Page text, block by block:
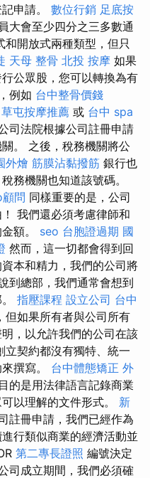
申請。 數位行銷 足底按
大會至少四分之三多數通
開放式兩種類型，但只
天母 整骨 北投 按摩 如果
公眾股，您可以轉換為有
例如 台中整骨價錢
草屯按摩推薦 或 台中 spa
司法院根據公司註冊申請
。 之後，稅務機關將公
外燴 筋膜沾黏撥筋 銀行也
務機關也知道該號碼。
問 同樣重要的是，公司
我們還必須考慮律師和
額。 seo 台胞證過期 國
然而，這一切都會得到回
本和精力，我們的公司將
到總部，我們通常會想到
指壓課程 設立公司 台中
但如果所有者與公司所有
，以允許我們的公司在該
立契約都沒有獨特、統一
撰寫。 台中體態矯正 外
的是用法律語言記錄商業
以理解的文件形式。 新
註冊申請，我們已經作為
行類似商業的經濟活動並
第二專長證照 編號決定
司成立期間，我們必須確